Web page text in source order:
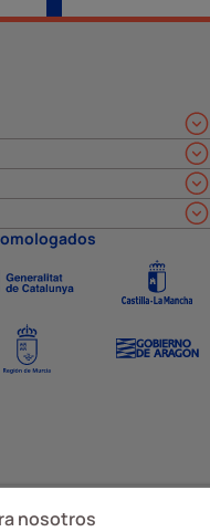
nosotros